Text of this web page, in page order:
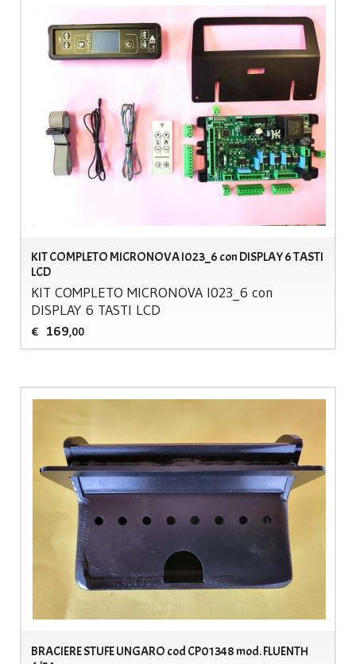
KIT COMPLETO MICRONOVA I023_6 con DISPLAY 6 TASTI
LCD
KIT COMPLETO MICRONOVAI023_6 con
DISPLAY6 TASTI LCD
€ 169,00
BRACIERE STUFE UNGARO cod CP01348 mod. FLUENTH